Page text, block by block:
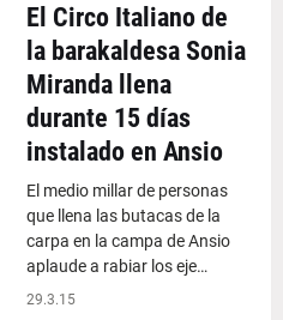
El Circo Italiano de
la barakaldesa Sonia
Miranda llena
durante 15 días
instalado en Ansio
El medio millar de personas
que llena las butacas de la
carpa en la campa de Ansio
aplaude a rabiar los eje…
29.3.15